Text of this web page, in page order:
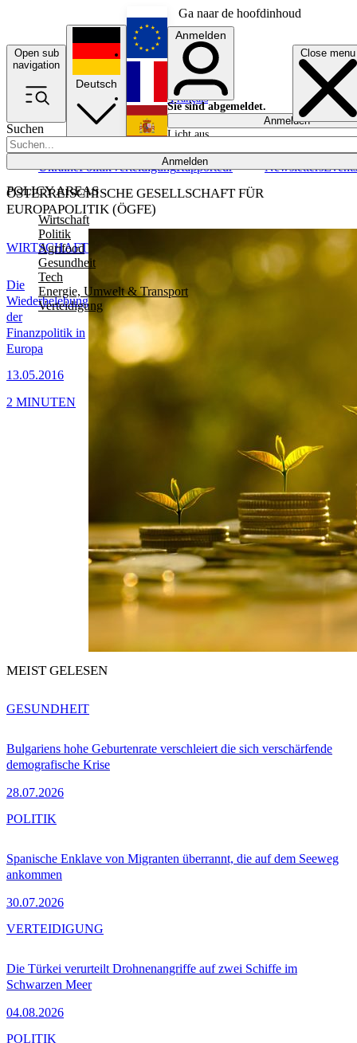
Ga naar de hoofdinhoud
Open sub
navigation
Close menu
Suchen
Anmelden
POLICY AREAS
Wirtschaft
Politik
Agrifood
Gesundheit
Tech
Energie, Umwelt & Transport
Verteidigung
UkrainePolitikVerteidigungRapporteur NewslettersEvents
Deutsch
English
Français
Anmelden
Sie sind abgemeldet.
Anmelden
Licht aus
ÖSTERREISCHISCHE GESELLSCHAFT FÜR
EUROPAPOLITIK (ÖGFE)
Die
Wiederbelebung
der
Finanzpolitik in
Europa
13.05.2016
WIRTSCHAFT
2 MINUTEN
MEIST GELESEN
Bulgariens hohe Geburtenrate verschleiert die sich verschärfende
demografische Krise
28.07.2026
GESUNDHEIT
Spanische Enklave von Migranten überrannt, die auf dem Seeweg
ankommen
30.07.2026
POLITIK
Die Türkei verurteilt Drohnenangriffe auf zwei Schiffe im
Schwarzen Meer
04.08.2026
VERTEIDIGUNG
POLITIK